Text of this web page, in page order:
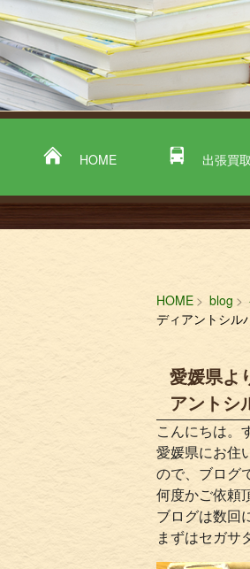
HOME 出張買取
HOME blog
ディアントシル
愛媛県よ
アントシ
こんにちは。
愛媛県にお住
ので、ブログ
何度かご依頼
ブログは数回
まずはセガサ